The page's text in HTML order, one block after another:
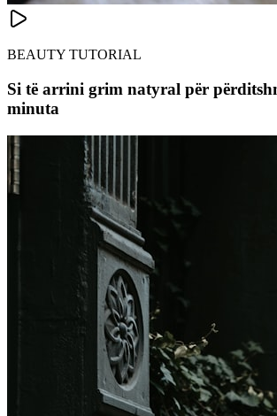
BEAUTY TUTORIAL
Si të arrini grim natyral për
minuta